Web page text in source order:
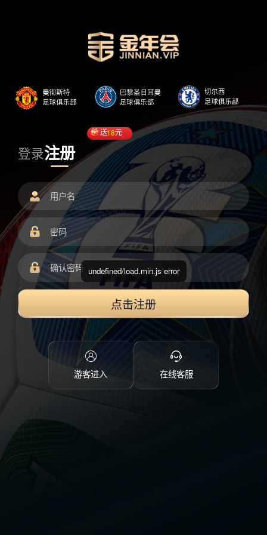
登录注册
送18元
点击注册
游客进入 在线客服
undefined/load.min.js error